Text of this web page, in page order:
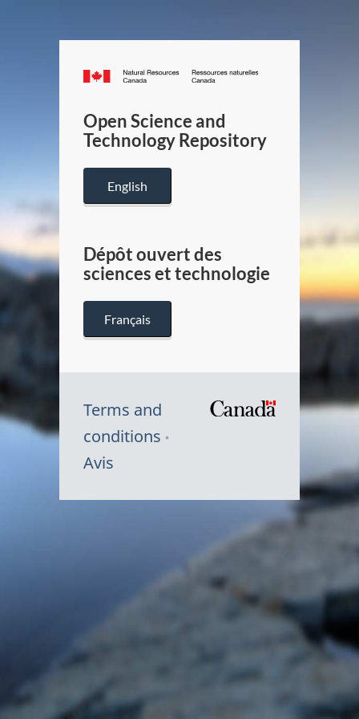
Canada.ca
/
Canada
Open Science and
Technology Repository
English
Dépôt ouvert des
sciences et technologie
Français
Terms and
conditions
Avis
du